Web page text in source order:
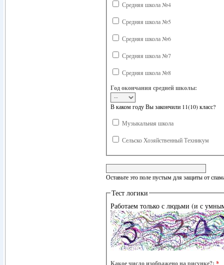
Средняя школа №4
Средняя школа №5
Средняя школа №6
Средняя школа №7
Средняя школа №8
Год окончания средней школы:
В каком году Вы закончили 11(10) класс?
Музыкальная школа
Сельско Хозяйственный Техникум
Оставьте это поле пустым для защиты от
Тест логики
Работаем только с людьми (и с
Какое число изображено на рисунке?: *